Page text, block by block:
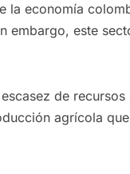
la economía
embargo, este
de
agrícola